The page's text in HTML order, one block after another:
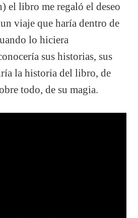
el libro me regaló el deseo
viaje que haría dentro de
lo hiciera
sus historias, sus
la historia del libro, de
todo, de su magia.